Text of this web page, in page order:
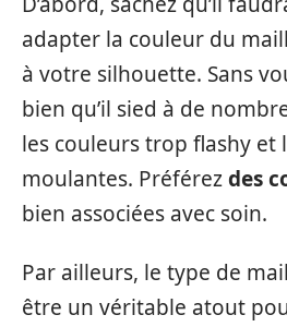
adapter la couleur du
à votre silhouette. Sans
bien qu’il sied à de
les couleurs trop flashy et
moulantes. Préférezdes
bien associées avec soin.
Par ailleurs, le type de
être un véritable atout